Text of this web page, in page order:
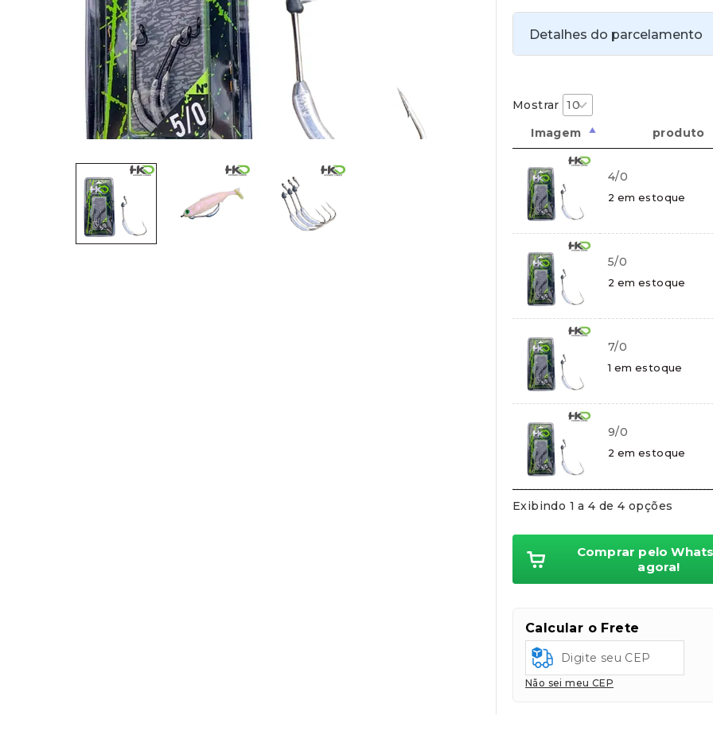
Detalhes do parcelamento
Pix: R$30,31
Cartões de crédito:
Aprovação imediata
Cartões de débito:
Aprovação imediata
Cobranças:
Boleto bancário:R$31,90
Ao finalizar sua compra você
Parcelas:
2x deR$31,45
3x de
Mostrar
Imagem
produto
4/0
2 em estoque
5/0
2 em estoque
7/0
1 em estoque
9/0
2 em estoque
Exibindo 1 a 4 de 4 opções
Comprar pelo
agora!
Calcular o Frete
Não sei meu CEP